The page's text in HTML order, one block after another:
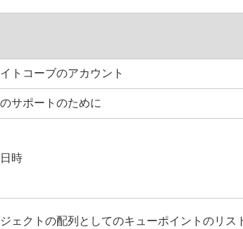
トコーブのアカウント
サポートのために
時
ェクトの配列としてのキューポイントのリス